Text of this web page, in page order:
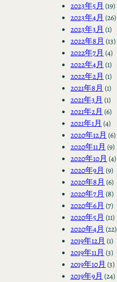
2023年5月 (19)
2023年4月 (26)
2023年3月 (1)
2022年8月 (13)
2022年7月 (4)
2022年4月 (1)
2022年2月 (1)
2021年8月 (1)
2021年3月 (1)
2021年2月 (6)
2021年1月 (4)
2020年12月 (6)
2020年11月 (9)
2020年10月 (4)
2020年9月 (9)
2020年8月 (6)
2020年7月 (8)
2020年6月 (7)
2020年5月 (11)
2020年4月 (22)
2019年12月 (1)
2019年11月 (3)
2019年10月 (3)
2019年9月 (24)